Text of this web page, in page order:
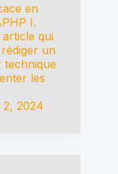
en
I.
qui
un
technique
les
2, 2024